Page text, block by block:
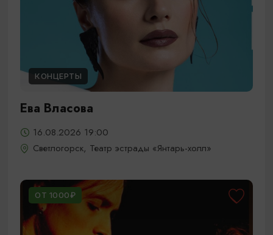
КОНЦЕРТЫ
Ева Власова
16.08.2026 19:00
Светлогорск, Театр эстрады «Янтарь-холл»
ОТ 1000₽